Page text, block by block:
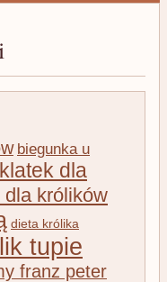
biegunka u
dla
królików
dieta królika
tupie
franz peter